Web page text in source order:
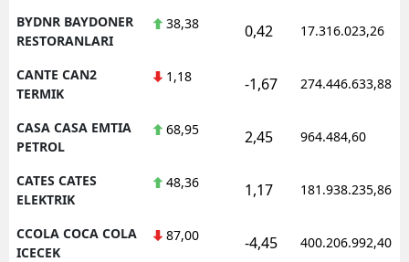
BYDNR BAYDONER
RESTORANLARI
38,38 0,42 17.316.023,26
CANTE CAN2
TERMIK
1,18 -1,67 274.446.633,88
CASA CASA EMTIA
PETROL
68,95 2,45 964.484,60
CATES CATES
ELEKTRIK
48,36 1,17 181.938.235,86
CCOLA COCA COLA
ICECEK
87,00 -4,45 400.206.992,40